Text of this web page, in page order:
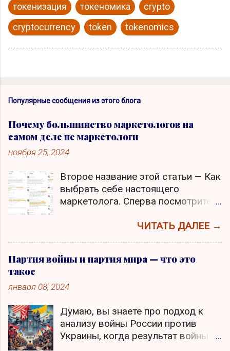
токенизация
токеномика
crypto
cryptocurrency
token tokenomics
Популярные сообщения из этого блога
Почему большинство маркетологов на
самом деле не маркетологи
ноября 25, 2024
Второе название этой статьи — Как
выбрать себе настоящего
маркетолога. Сперва посмотрите
увеличения. Скажите, что не так в
левом скриншоте задается вопрос,
маркетолог или продажник, а
что продажи это цель, а маркетинг
лишь средство. Сама постановка
вопроса и комментарий говорит о
ЧИТАТЬ ДАЛЕЕ →
Партия войны и партия мира — что это
такое
января 08, 2024
Думаю, вы знаете про подход к
анализу войны России против
Украины, когда результат войны